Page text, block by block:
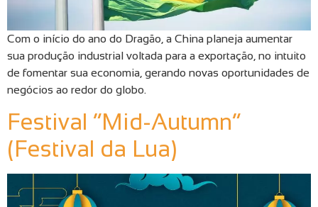
Com o início do ano do Dragão, a China planeja aumentar
sua produção industrial voltada para a exportação, no intuito
de fomentar sua economia, gerando novas oportunidades de
negócios ao redor do globo.
Festival “Mid-Autumn”
(Festival da Lua)